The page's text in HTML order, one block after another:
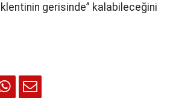
gerisinde” kalabileceğini